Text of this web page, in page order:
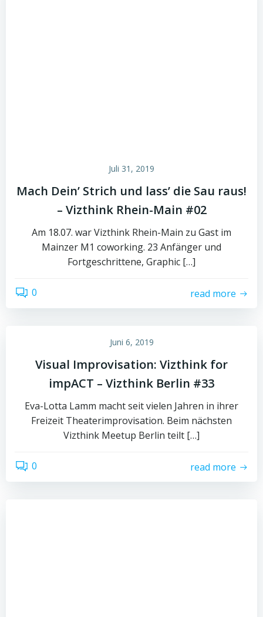
Juli 31, 2019
Mach Dein’ Strich und lass’ die Sau raus!
– Vizthink Rhein-Main #02
Am 18.07. war Vizthink Rhein-Main zu Gast im
Mainzer M1 coworking. 23 Anfänger und
Fortgeschrittene, Graphic […]
0 read more
Juni 6, 2019
Visual Improvisation: Vizthink for
impACT – Vizthink Berlin #33
Eva-Lotta Lamm macht seit vielen Jahren in ihrer
Freizeit Theaterimprovisation. Beim nächsten
Vizthink Meetup Berlin teilt […]
0 read more